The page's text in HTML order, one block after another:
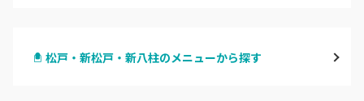
柏・南柏
松戸・新松戸・新八柱のメニューから探す